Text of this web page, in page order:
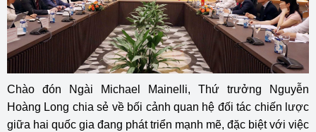
Chào đón Ngài Michael Mainelli, Thứ trưởng Nguyễn
Hoàng Long chia sẻ về bối cảnh quan hệ đối tác chiến lược
giữa hai quốc gia đang phát triển mạnh mẽ, đặc biệt với việc